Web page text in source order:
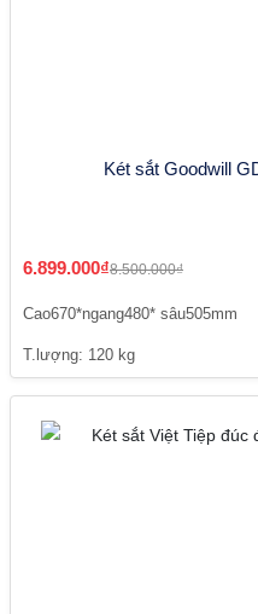
Két sắt Goodwill
6.899.000₫8.500.000₫
Cao670*ngang480* sâu505mm
T.lượng: 120 kg